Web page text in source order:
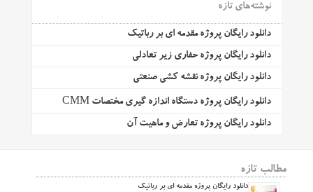
نوشته‌های تازه
دانلود رایگان پروژه مقدمه ای بر رباتیک
دانلود رایگان پروژه حفاری زیر تعادلی
دانلود رایگان پروژه نقشه کشی صنعتی
دانلود رایگان پروژه دستگاه اندازه گیری مختصات CMM
دانلود رایگان پروژه تعارض و ماهیت آن
مطالب تازه
دانلود رایگان پروژه مقدمه ای بر رباتیک